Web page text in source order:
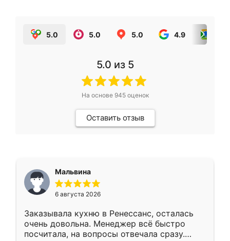
5.0 5.0 5.0 4.9
5.0 из 5
На основе 945оценок
Оставить отзыв
Мальвина
6 августа 2026
Заказывала кухню в Ренессанс, осталась
очень довольна. Менеджер всё быстро
посчитала, на вопросы отвечала сразу.